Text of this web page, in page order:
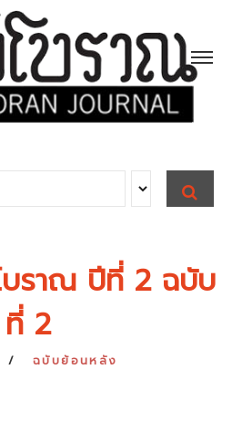
e
c
S
E
A
บราณ ปีที่ 2 ฉบับ
ที่ 2
ฉบับย้อนหลัง